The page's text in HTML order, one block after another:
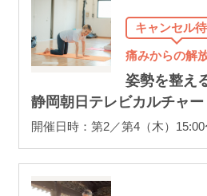
キャンセル
痛みからの解
姿勢を整え
静岡朝日テレビカルチャ
開催日時：第2／第4（木）15:00